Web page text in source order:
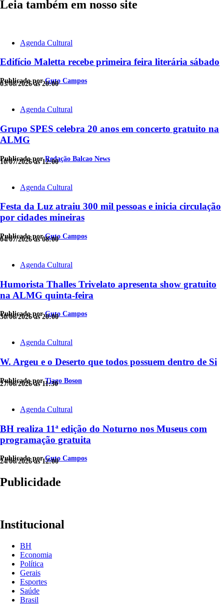
Leia também em nosso site
Agenda Cultural
Edifício Maletta recebe primeira feira literária sábado
Publicado porGuto Campos
03/08/2026 às 20:00
Agenda Cultural
Grupo SPES celebra 20 anos em concerto gratuito na
ALMG
Publicado porRedação Balcao News
10/07/2026 às 12:00
Agenda Cultural
Festa da Luz atraiu 300 mil pessoas e inicia circulação
por cidades mineiras
Publicado porGuto Campos
04/07/2026 às 08:00
Agenda Cultural
Humorista Thalles Trivelato apresenta show gratuito
na ALMG quinta-feira
Publicado porGuto Campos
30/06/2026 às 20:00
Agenda Cultural
W. Argeu e o Deserto que todos possuem dentro de Si
Publicado porTiago Boson
27/06/2026 às 11:30
Agenda Cultural
BH realiza 11ª edição do Noturno nos Museus com
programação gratuita
Publicado porGuto Campos
24/06/2026 às 12:00
Publicidade
Institucional
BH
Economia
Política
Gerais
Esportes
Saúde
Brasil